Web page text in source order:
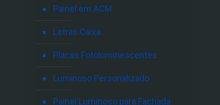
Painel em ACM
Letras Caixa
Placas Fotoluminescentes
Luminoso Personalizado
Painel Luminoso para Fachada